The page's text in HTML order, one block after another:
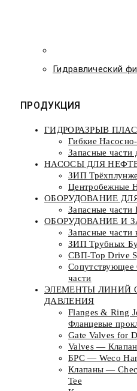
Гидравлический
ПРОДУКЦИЯ
ГИДРОРАЗРЫВ
Гибкие
Запасные части
НАСОСЫ ДЛЯ
ЗИП
Центробежные
ОБОРУДОВАНИЕ
Запасные
ОБОРУДОВАНИЕ И
Запасные части
ЗИП Трубных
СВП-Top Drive
Сопутствующее
части
ЭЛЕМЕНТЫ ЛИНИЙ
ДАВЛЕНИЯ
Flanges & Ring
Фланцевые
Gate Valves for
Valves —
БРС — Weco
Клапаны —
Tee